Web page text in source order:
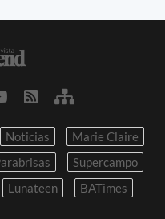
Noticias
Marie Claire
Supercampo
Lunateen BATimes